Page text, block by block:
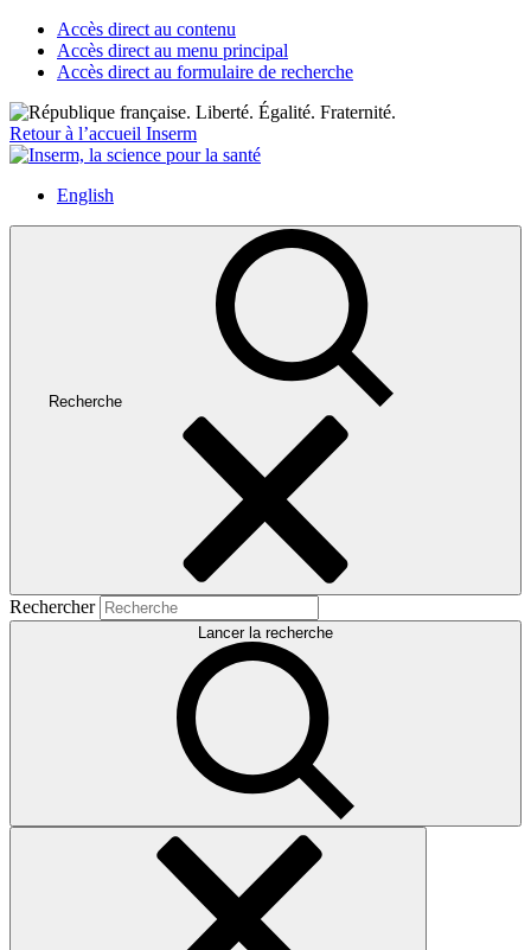
Accès direct au contenu
Accès direct au menu principal
Accès direct au formulaire de recherche
Retour à l’accueil Inserm
English
Recherche
Rechercher
Lancer la recherche